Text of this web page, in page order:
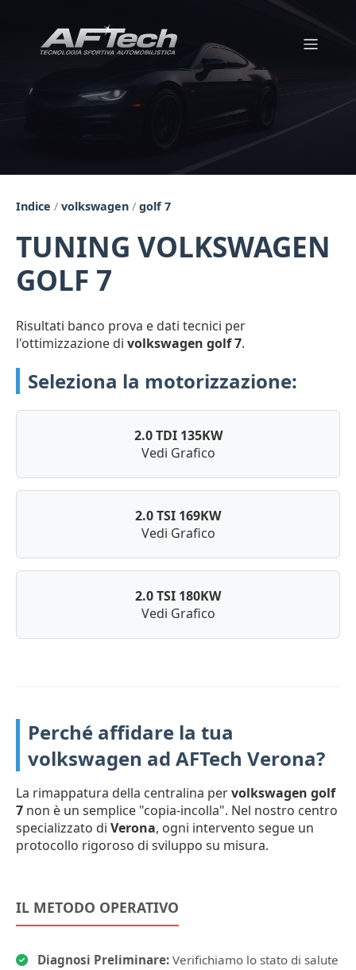
Indice / volkswagen / golf 7
TUNING VOLKSWAGEN
GOLF 7
Risultati banco prova e dati tecnici per
l'ottimizzazione di volkswagen golf 7.
Seleziona la motorizzazione:
2.0 TDI 135KW
Vedi Grafico
2.0 TSI 169KW
Vedi Grafico
2.0 TSI 180KW
Vedi Grafico
Perché affidare la tua
volkswagen ad AFTech Verona?
La rimappatura della centralina pervolkswagen golf
7 non è un semplice "copia-incolla". Nel nostro centro
specializzato di Verona, ogni intervento segue un
protocollo rigoroso di sviluppo su misura.
IL METODO OPERATIVO
Diagnosi Preliminare: Verifichiamo lo stato di salute